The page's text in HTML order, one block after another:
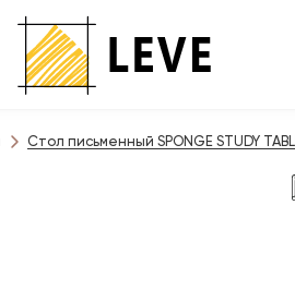
Стол письменный SPONGE STUDY